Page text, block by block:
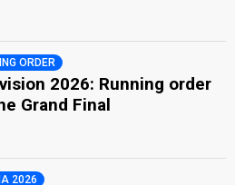
ORDER
2026: Running order
Grand Final
2026